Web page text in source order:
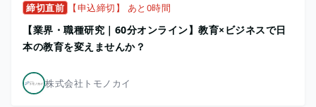
締切直前 【申込締切】 あと0時間
【業界・職種研究｜60分オンライン】教育×ビジネスで日
本の教育を変えませんか？
株式会社トモノカイ